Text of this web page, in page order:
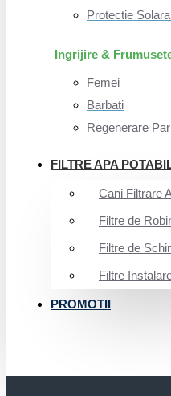
Protectie
Ingrijire &
Femei
Barbati
Regenerare
FILTRE APA
Cani Filtrare
Filtre de
Filtre de
Filtre
PROMOTII